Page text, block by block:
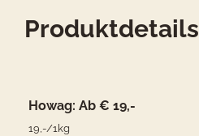
Produktdetails
Howag: Ab € 19,-
19,-/1kg